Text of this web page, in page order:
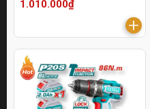
1.010.000₫